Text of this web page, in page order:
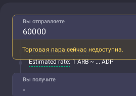
Вы отправляете
Торговая пара сейчас недоступна.
Комиссии включены
Estimated rate: 1 ARB ~ ... ADP
Вы получите